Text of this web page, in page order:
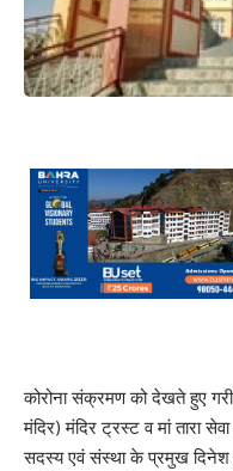
कोरोना संक्रमण को देखते हुए
मंदिर) मंदिर ट्रस्ट व मां तारा
सदस्य एवं संस्था के प्रमुख दिनेश